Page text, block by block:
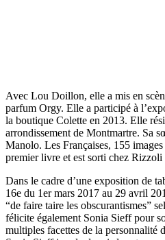
Avec Lou Doillon, elle a mis en
parfum Orgy. Elle a participé à
la boutique Colette en 2013. Elle
arrondissement de Montmartre. Sa
Manolo. Les Françaises, 155
premier livre et est sorti chez Rizzoli
Dans le cadre d’une exposition de
16e du 1er mars 2017 au 29 avril
“de faire taire les obscurantismes”
félicite également Sonia Sieff pour
multiples facettes de la personnalité